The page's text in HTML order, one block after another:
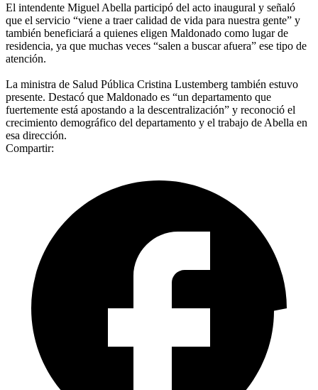
El intendente Miguel Abella participó del acto inaugural y señaló
que el servicio “viene a traer calidad de vida para nuestra gente” y
también beneficiará a quienes eligen Maldonado como lugar de
residencia, ya que muchas veces “salen a buscar afuera” ese tipo de
atención.
La ministra de Salud Pública Cristina Lustemberg también estuvo
presente. Destacó que Maldonado es “un departamento que
fuertemente está apostando a la descentralización” y reconoció el
crecimiento demográfico del departamento y el trabajo de Abella en
esa dirección.
Compartir: